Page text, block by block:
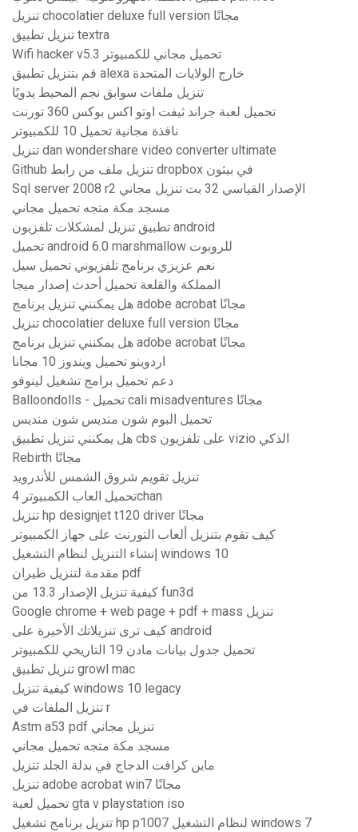
تنزيل chocolatier deluxe full version مجانًا
تنزيل تطبيق textra
Wifi hacker v5.3 تحميل مجاني للكمبيوتر
قم بتنزيل تطبيق alexa خارج الولايات المتحدة
تنزيل ملفات سوابق نجم المحيط يدويًا
تحميل لعبة جراند ثيفت اوتو اكس بوكس ​​360 تورنت
نافذة مجانية تحميل 10 للكمبيوتر
تنزيل dan wondershare video converter ultimate
Github تنزيل ملف من رابط dropbox في بيثون
Sql server 2008 r2 الإصدار القياسي 32 بت تنزيل مجاني
مسجد مكة متجه تحميل مجاني
تطبيق تنزيل لمشكلات تلفزيون android
تحميل android 6.0 marshmallow للروبوت
نعم عزيزي برنامج تلفزيوني تحميل سيل
المملكة والقلعة تحميل أحدث إصدار ميجا
هل يمكنني تنزيل برنامج adobe acrobat مجانًا
تنزيل chocolatier deluxe full version مجانًا
هل يمكنني تنزيل برنامج adobe acrobat مجانًا
اردوينو تحميل ويندوز 10 مجانا
دعم تحميل برامج تشغيل لينوفو
Balloondolls - تحميل cali misadventures مجانًا
تحميل البوم شون منديس شون منديس
هل يمكنني تنزيل تطبيق cbs على تلفزيون vizio الذكي
Rebirth مجانًا
تنزيل تقويم شروق الشمس للأندرويد
تحميل العاب الكمبيوتر 4chan
تنزيل hp designjet t120 driver مجانًا
كيف تقوم بتنزيل ألعاب التورنت على جهاز الكمبيوتر
إنشاء التنزيل لنظام التشغيل windows 10
مقدمة لتنزيل طيران pdf
كيفية تنزيل الإصدار 13.3 من fun3d
Google chrome + web page + pdf + mass تنزيل
كيف ترى تنزيلاتك الأخيرة على android
تحميل جدول بيانات مادن 19 التاريخي للكمبيوتر
تنزيل تطبيق growl mac
كيفية تنزيل windows 10 legacy
تنزيل الملفات في r
Astm a53 pdf تنزيل مجاني
مسجد مكة متجه تحميل مجاني
ماين كرافت الدجاج في بدلة الجلد تنزيل
تنزيل adobe acrobat win7 مجانًا
تحميل لعبة gta v playstation iso
تنزيل برنامج تشغيل hp p1007 لنظام التشغيل windows 7